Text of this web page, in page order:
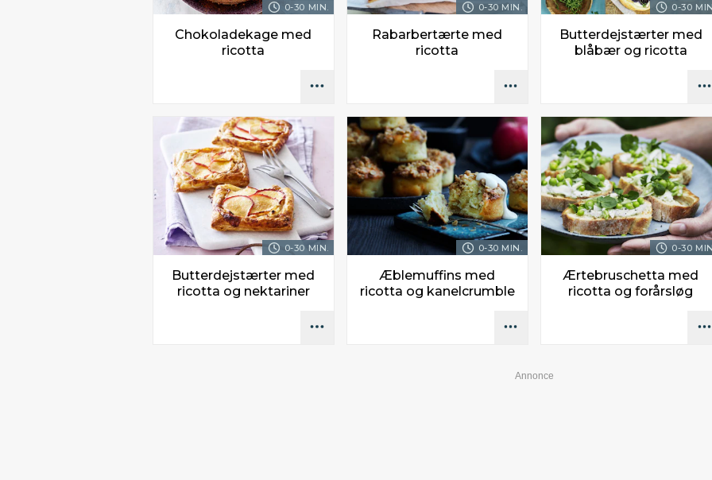
0-30 MIN.
Chokoladekage med
ricotta
0-30 MIN.
Rabarbertærte med
ricotta
0-30
Butterdejstærter med
blåbær og ricotta
0-30 MIN.
Butterdejstærter med
ricotta og nektariner
0-30 MIN.
Æblemuffins med
ricotta og kanelcrumble
0-30
Ærtebruschetta med
ricotta og forårsløg